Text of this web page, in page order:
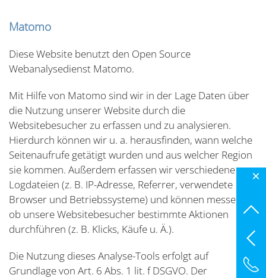
Matomo
Diese Website benutzt den Open Source
Webanalysedienst Matomo.
Mit Hilfe von Matomo sind wir in der Lage Daten über
die Nutzung unserer Website durch die
Websitebesucher zu erfassen und zu analysieren.
Hierdurch können wir u. a. herausfinden, wann welche
Seitenaufrufe getätigt wurden und aus welcher Region
sie kommen. Außerdem erfassen wir verschiedene
Logdateien (z. B. IP-Adresse, Referrer, verwendete
Browser und Betriebssysteme) und können messen,
ob unsere Websitebesucher bestimmte Aktionen
durchführen (z. B. Klicks, Käufe u. Ä.).
Die Nutzung dieses Analyse-Tools erfolgt auf
Grundlage von Art. 6 Abs. 1 lit. f DSGVO. Der
×